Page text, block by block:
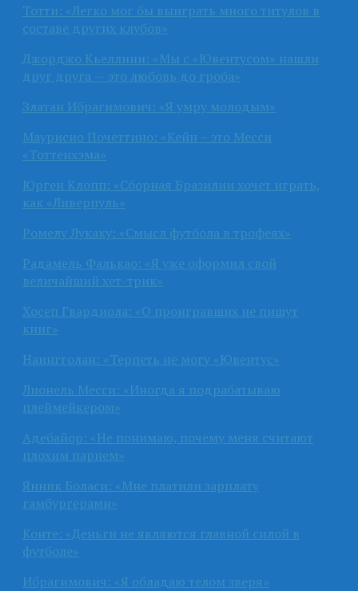
Тотти: «Легко мог бы выиграть много титулов в
составе других клубов»
Джорджо Кьеллини: «Мы с «Ювентусом» нашли
друг друга — это любовь до гроба»
Златан Ибрагимович: «Я умру молодым»
Маурисио Почеттино: «Кейн – это Месси
«Тоттенхэма»
Юрген Клопп: «Сборная Бразилии хочет играть,
как «Ливерпуль»
Ромелу Лукаку: «Смысл футбола в трофеях»
Радамель Фалькао: «Я уже оформил свой
величайший хет-трик»
Хосеп Гвардиола: «О проигравших не пишут
книг»
Наингголан: «Терпеть не могу «Ювентус»
Лионель Месси: «Иногда я подрабатываю
плеймейкером»
Адебайор: «Не понимаю, почему меня считают
плохим парнем»
Янник Боласи: «Мне платили зарплату
гамбургерами»
Конте: «Деньги не являются главной силой в
футболе»
Ибрагимович: «Я обладаю телом зверя»